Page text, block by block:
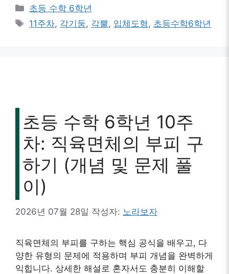
카
테
초등 수학 6학년
태
11주차, 각기둥, 각뿔, 입체도형 , 초등수학6학년
초등 수학 6학년 10주
차: 직육면체의 부피 구
하기 (개념 및 문제 풀
이)
2026년 07월 28일 작성자: 노라보자
직육면체의 부피를 구하는 핵심 공식을 배우고, 다
양한 유형의 문제에 적용하며 부피 개념을 완벽하게
익힙니다. 상세한 해설로 혼자서도 충분히 이해할